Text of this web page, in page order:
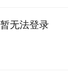
无法登录